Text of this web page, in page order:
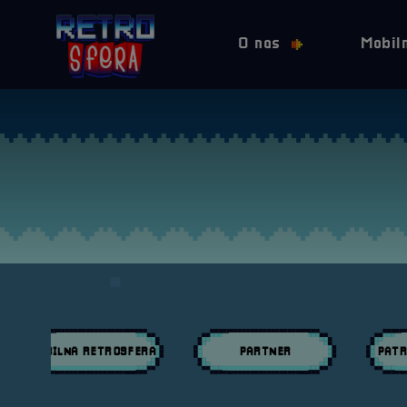
O nas
MOBILNA RETROSFERA PARTNER